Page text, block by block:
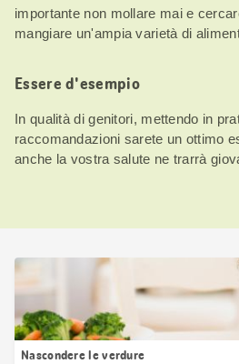
importante non mollare mai e
mangiare un'ampia varietà di
Essere d'esempio
In qualità di genitori, mettendo in
raccomandazioni sarete un ottimo
anche la vostra salute ne trarrà
Nascondere le verdure